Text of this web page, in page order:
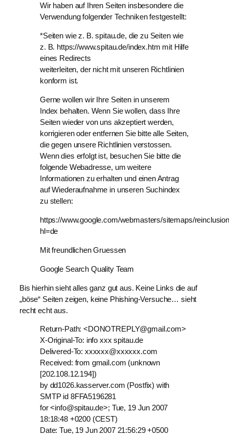
Wir haben auf Ihren Seiten insbesondere die
Verwendung folgender Techniken festgestellt:
*Seiten wie z. B. spitau.de, die zu Seiten wie
z. B. https://www.spitau.de/index.htm mit Hilfe
eines Redirects
weiterleiten, der nicht mit unseren Richtlinien
konform ist.
Gerne wollen wir Ihre Seiten in unserem
Index behalten. Wenn Sie wollen, dass Ihre
Seiten wieder von uns akzeptiert werden,
korrigieren oder entfernen Sie bitte alle Seiten,
die gegen unsere Richtlinien verstossen.
Wenn dies erfolgt ist, besuchen Sie bitte die
folgende Webadresse, um weitere
Informationen zu erhalten und einen Antrag
auf Wiederaufnahme in unseren Suchindex
zu stellen:
https://www.google.com/webmasters/sitemaps/
hl=de
Mit freundlichen Gruessen
Google Search Quality Team
Bis hierhin sieht alles ganz gut aus. Keine Links die auf
„böse“ Seiten zeigen, keine Phishing-Versuche… sieht
recht echt aus.
Return-Path: <DONOTREPLY@gmail.com>
X-Original-To: info xxx spitau.de
Delivered-To: xxxxxx@xxxxxx.com
Received: from gmail.com (unknown
[202.108.12.194])
by dd1026.kasserver.com (Postfix) with
SMTP id 8FFA5196281
for <info@spitau.de>; Tue, 19 Jun 2007
18:18:48 +0200 (CEST)
Date: Tue, 19 Jun 2007 21:56:29 +0500